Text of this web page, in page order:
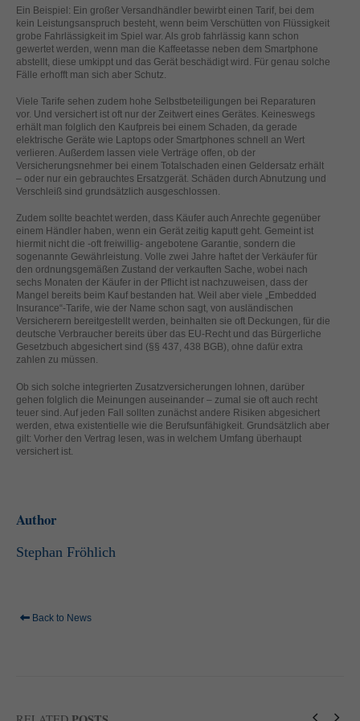
Ein Beispiel: Ein großer Versandhändler bewirbt einen Tarif, bei dem
kein Leistungsanspruch besteht, wenn beim Verschütten von Flüssigkeit
grobe Fahrlässigkeit im Spiel war. Als grob fahrlässig kann schon
gewertet werden, wenn man die Kaffeetasse neben dem Smartphone
abstellt, diese umkippt und das Gerät beschädigt wird. Für genau solche
Fälle erhofft man sich aber Schutz.
Viele Tarife sehen zudem hohe Selbstbeteiligungen bei Reparaturen
vor. Und versichert ist oft nur der Zeitwert eines Gerätes. Keineswegs
erhält man folglich den Kaufpreis bei einem Schaden, da gerade
elektrische Geräte wie Laptops oder Smartphones schnell an Wert
verlieren. Außerdem lassen viele Verträge offen, ob der
Versicherungsnehmer bei einem Totalschaden einen Geldersatz erhält
– oder nur ein gebrauchtes Ersatzgerät. Schäden durch Abnutzung und
Verschleiß sind grundsätzlich ausgeschlossen.
Zudem sollte beachtet werden, dass Käufer auch Anrechte gegenüber
einem Händler haben, wenn ein Gerät zeitig kaputt geht. Gemeint ist
hiermit nicht die -oft freiwillig- angebotene Garantie, sondern die
sogenannte Gewährleistung. Volle zwei Jahre haftet der Verkäufer für
den ordnungsgemäßen Zustand der verkauften Sache, wobei nach
sechs Monaten der Käufer in der Pflicht ist nachzuweisen, dass der
Mangel bereits beim Kauf bestanden hat. Weil aber viele „Embedded
Insurance“-Tarife, wie der Name schon sagt, von ausländischen
Versicherern bereitgestellt werden, beinhalten sie oft Deckungen, für die
deutsche Verbraucher bereits über das EU-Recht und das Bürgerliche
Gesetzbuch abgesichert sind (§§ 437, 438 BGB), ohne dafür extra
zahlen zu müssen.
Ob sich solche integrierten Zusatzversicherungen lohnen, darüber
gehen folglich die Meinungen auseinander – zumal sie oft auch recht
teuer sind. Auf jeden Fall sollten zunächst andere Risiken abgesichert
werden, etwa existentielle wie die Berufsunfähigkeit. Grundsätzlich aber
gilt: Vorher den Vertrag lesen, was in welchem Umfang überhaupt
versichert ist.
Author
Stephan Fröhlich
Back to News
helfen, diese Website und Ihre Erfahrung zu verbessern.
Personenbezogene Daten können verarbeitet werden (z. B. IP-
Adressen), z. B. für personalisierte Anzeigen und Inhalte oder
Anzeigen- und Inhaltsmessung. Weitere Informationen über die
Verwendung Ihrer Daten finden Sie in unserer
Hier finden Sie eine Übersicht über alle verwendeten Cookies. Sie
können Ihre Einwilligung zu ganzen Kategorien geben oder sich
weitere Informationen anzeigen lassen und so nur bestimmte
Cookies auswählen.
Alle akzeptieren Speichern
Datenschutzeinstellungen
Essenziell (1)
Essenzielle Cookies ermöglichen grundlegende Funktionen und sind für
die einwandfreie Funktion der Website erforderlich.
Cookie-Informationen anzeigen
Externe Medien (2)
Inhalte von Videoplattformen und Social-Media-Plattformen werden
werden, bedarf der Zugriff auf diese Inhalte keiner manuellen Einwilligung
mehr.
Cookie-Informationen anzeigen
powered by Borlabs Cookie